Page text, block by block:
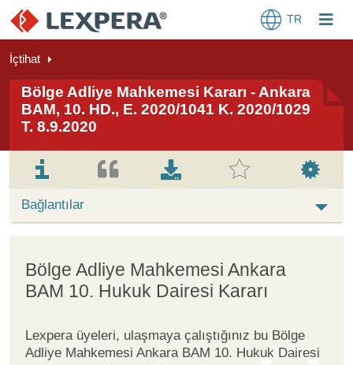
TR
İçtihat
Bölge Adliye Mahkemesi Kararı - Ankara
BAM, 10. HD., E. 2020/1041 K. 2020/1029
T. 8.9.2020
Bağlantılar
Bölge Adliye Mahkemesi Ankara
BAM 10. Hukuk Dairesi Kararı
Lexpera üyeleri, ulaşmaya çalıştığınız bu Bölge
Adliye Mahkemesi Ankara BAM 10. Hukuk Dairesi